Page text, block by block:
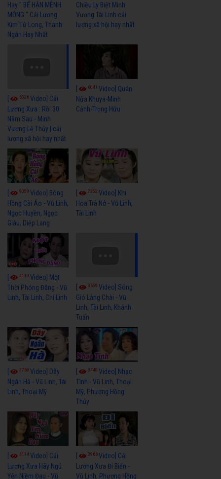
Hay " BỂ HẬN MÊNH
MÔNG " Cải Lương
Kim Tử Long, Thanh
Ngân Hay Nhất
Chiều Ly Biệt Minh
Vương Tài Linh cải
lương xã hội hay nhất
6326Video] Cải
Lương Xưa : Rồi 30
Năm Sau - Minh
Vương Lệ Thủy | cải
lương xã hội hay nhất
6041Video] Quán
Nửa Khuya-Minh
Cảnh-Trọng Hữu
9059 Video] Bông
Hồng Cài Áo - Vũ Linh,
Ngọc Huyền, Ngọc
Giàu, Diệp Lang
7352Video] Khi
Hoa Trà Nở - Vũ Linh,
Tài Linh
4110 Video] Một
Thời Phóng Đãng - Vũ
Linh, Tài Linh, Chí Linh
3659Video] Sóng
Gió Làng Chài - Vũ
Linh, Tài Linh, Khánh
Tuấn
3768 Video] Dãy
Ngân Hà - Vũ Linh, Tài
Linh, Thoại Mỹ
3440Video] Nhạc
Tình - Vũ Linh, Thoại
Mỹ, Phương Hồng
Thủy
4114Video] Cải
Lương Xưa Hãy Ngủ
Yên Niềm Đau - Vũ
3966Video] Cải
Lương Xưa Đi Biển -
Vũ Linh, Phương Hồng